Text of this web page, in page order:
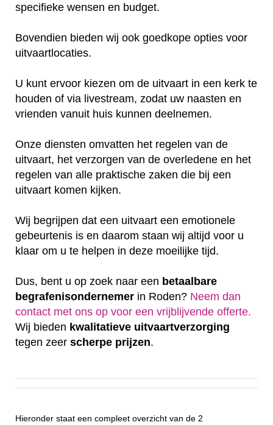
specifieke wensen en budget.
Bovendien bieden wij ook goedkope opties voor
uitvaartlocaties.
U kunt ervoor kiezen om de uitvaart in een kerk te
houden of via livestream, zodat uw naasten en
vrienden vanuit huis kunnen deelnemen.
Onze diensten omvatten het regelen van de
uitvaart, het verzorgen van de overledene en het
regelen van alle praktische zaken die bij een
uitvaart komen kijken.
Wij begrijpen dat een uitvaart een emotionele
gebeurtenis is en daarom staan wij altijd voor u
klaar om u te helpen in deze moeilijke tijd.
Dus, bent u op zoek naar een betaalbare
begrafenisondernemer in Roden? Neem dan
contact met ons op voor een vrijblijvende offerte‎.
Wij bieden kwalitatieve uitvaartverzorging
tegen zeer scherpe prijzen.
Hieronder staat een compleet overzicht van de 2